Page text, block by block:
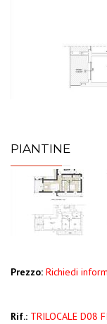
PIANTINE
Prezzo: Richiedi
Rif.: TRILOCALE D08